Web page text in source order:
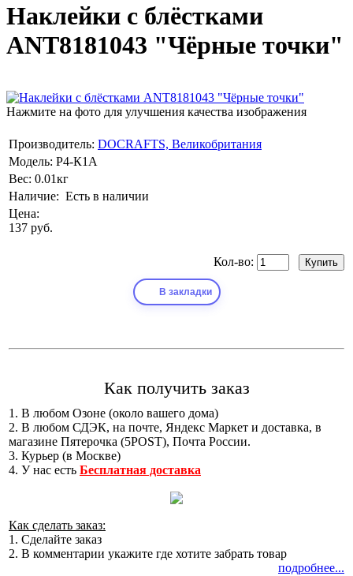
Наклейки с блёстками
ANT8181043 "Чёрные точки"
Нажмите на фото для улучшения качества изображения
Производитель: DOCRAFTS, Великобритания
Модель: Р4-К1А
Вес: 0.01кг
Наличие: Есть в наличии
Цена:
137 руб.
Кол-во:
В закладки
Как получить заказ
1. В любом Озоне (около вашего дома)
2. В любом СДЭК, на почте, Яндекс Маркет и доставка, в
магазине Пятерочка (5POST), Почта России.
3. Курьер (в Москве)
4. У нас есть Бесплатная доставка
Как сделать заказ:
1. Сделайте заказ
2. В комментарии укажите где хотите забрать товар
подробнее...